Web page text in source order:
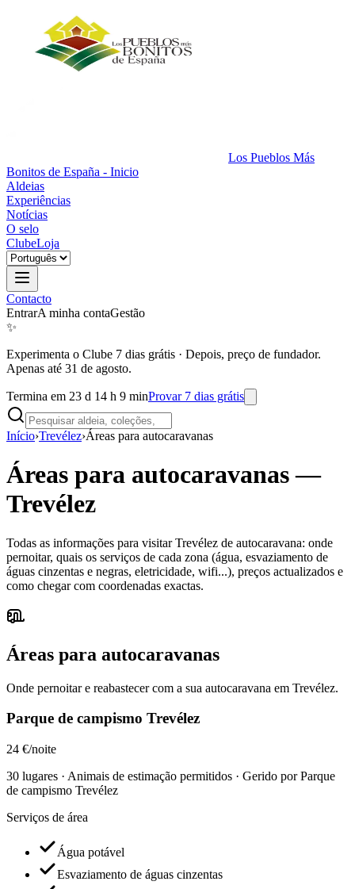
Los Pueblos Más
Bonitos de España - Inicio
Aldeias
Experiências
Notícias
O selo
ClubeLoja
Contacto
EntrarA minha contaGestão
✨
Experimenta o Clube 7 dias grátis · Depois, preço de fundador.
Apenas até 31 de agosto.
Termina em 23 d 14 h 9 minProvar 7 dias grátis
Início›Trevélez›Áreas para autocaravanas
Áreas para autocaravanas—
Trevélez
Todas as informações para visitar Trevélez de autocaravana: onde
pernoitar, quais os serviços de cada zona (água, esvaziamento de
águas cinzentas e negras, eletricidade, wifi...), preços actualizados e
como chegar com coordenadas exactas.
Áreas para autocaravanas
Onde pernoitar e reabastecer com a sua autocaravana em Trevélez.
Parque de campismo Trevélez
24 €/noite
30 lugares · Animais de estimação permitidos · Gerido por Parque
de campismo Trevélez
Serviços de área
Água potável
Esvaziamento de águas cinzentas